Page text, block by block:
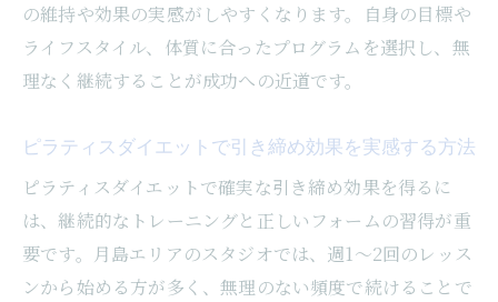
の維持や効果の実感がしやすくなります。自身の目標や
ライフスタイル、体質に合ったプログラムを選択し、無
理なく継続することが成功への近道です。
ピラティスダイエットで引き締め効果を実感する方法
ピラティスダイエットで確実な引き締め効果を得るに
は、継続的なトレーニングと正しいフォームの習得が重
要です。月島エリアのスタジオでは、週1〜2回のレッス
ンから始める方が多く、無理のない頻度で続けることで